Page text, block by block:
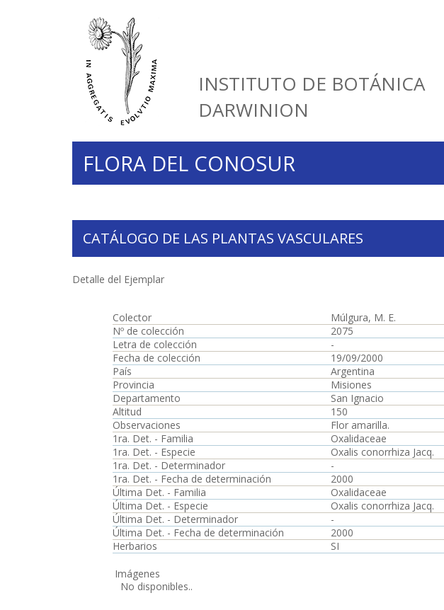
INSTITUTO DE BOTÁNICA
DARWINION
FLORA DEL CONOSUR
CATÁLOGO DE LAS PLANTAS VASCULARES
Detalle del Ejemplar
Colector
Múlgura, M. E.
Nº de colección
2075
Letra de colección
-
Fecha de colección
19/09/2000
País
Argentina
Provincia
Misiones
Departamento
San Ignacio
Altitud
150
Observaciones
Flor amarilla.
1ra. Det. - Familia
Oxalidaceae
1ra. Det. - Especie
Oxalis conorrhiza Jacq.
1ra. Det. - Determinador
-
1ra. Det. - Fecha de determinación
2000
Última Det. - Familia
Oxalidaceae
Última Det. - Especie
Oxalis conorrhiza Jacq.
Última Det. - Determinador
-
Última Det. - Fecha de determinación
2000
Herbarios
SI
Imágenes
No disponibles..